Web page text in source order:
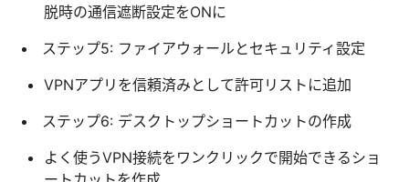
脱時の通信遮断設定をONに
ステップ5: ファイアウォールとセキュリティ設定
VPNアプリを信頼済みとして許可リストに追加
ステップ6: デスクトップショートカットの作成
よく使うVPN接続をワンクリックで開始できるショ